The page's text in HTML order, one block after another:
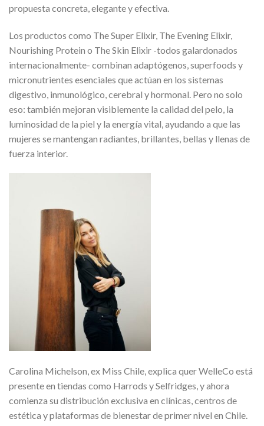
propuesta concreta, elegante y efectiva.
Los productos como The Super Elixir, The Evening Elixir,
Nourishing Protein o The Skin Elixir -todos galardonados
internacionalmente- combinan adaptógenos, superfoods y
micronutrientes esenciales que actúan en los sistemas
digestivo, inmunológico, cerebral y hormonal. Pero no solo
eso: también mejoran visiblemente la calidad del pelo, la
luminosidad de la piel y la energía vital, ayudando a que las
mujeres se mantengan radiantes, brillantes, bellas y llenas de
fuerza interior.
Carolina Michelson, ex Miss Chile, explica quer WelleCo está
presente en tiendas como Harrods y Selfridges, y ahora
comienza su distribución exclusiva en clínicas, centros de
estética y plataformas de bienestar de primer nivel en Chile.